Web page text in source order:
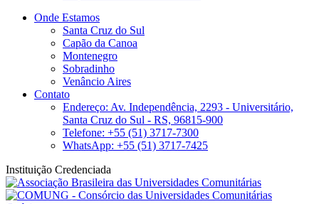
Onde Estamos
Santa Cruz do Sul
Capão da Canoa
Montenegro
Sobradinho
Venâncio Aires
Contato
Endereço: Av. Independência, 2293 - Universitário,
Santa Cruz do Sul - RS, 96815-900
Telefone: +55 (51) 3717-7300
WhatsApp: +55 (51) 3717-7425
Instituição Credenciada